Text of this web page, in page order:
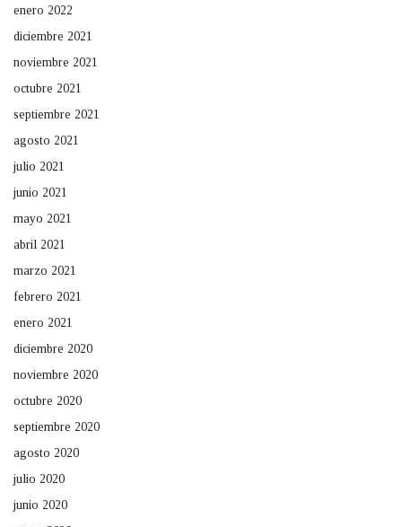
enero 2022
diciembre 2021
noviembre 2021
octubre 2021
septiembre 2021
agosto 2021
julio 2021
junio 2021
mayo 2021
abril 2021
marzo 2021
febrero 2021
enero 2021
diciembre 2020
noviembre 2020
octubre 2020
septiembre 2020
agosto 2020
julio 2020
junio 2020